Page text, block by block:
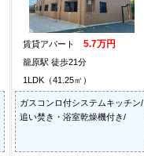
賃貸アパート 5.7万円
籠原駅 徒歩21分
1LDK（41.25㎡）
ガスコンロ付システムキッチン/
追い焚き・浴室乾燥機付き/